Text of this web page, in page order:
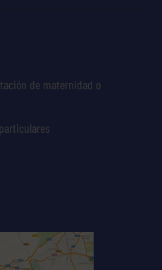
de maternidad o